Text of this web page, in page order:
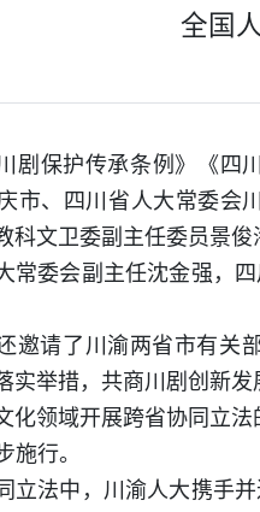
全国
剧保护传承条例》《四
市、四川省人大常委会
科文卫委副主任委员景
常委会副主任沈金强，
邀请了川渝两省市有关
实举措，共商川剧创新发
化领域开展跨省协同立
施行。
立法中，川渝人大携手